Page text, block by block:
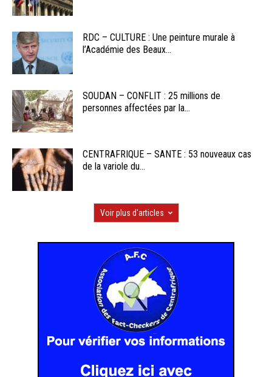
RDC – CULTURE : Une peinture murale à
l’Académie des Beaux...
SOUDAN – CONFLIT : 25 millions de
personnes affectées par la...
CENTRAFRIQUE – SANTE : 53 nouveaux cas
de la variole du...
Voir plus d'articles